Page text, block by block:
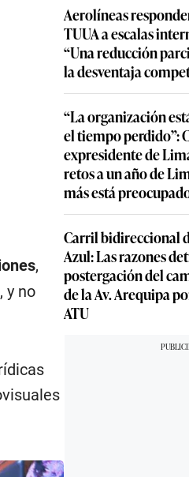
,
y no
Aerolíneas
TUUA a escalas
“Una reducción
la desventaja
“La organización
el tiempo perdido”:
expresidente de
retos a un año de
más está
Carril bidireccional
Azul: Las razones
postergación del
de la Av. Arequipa
ATU